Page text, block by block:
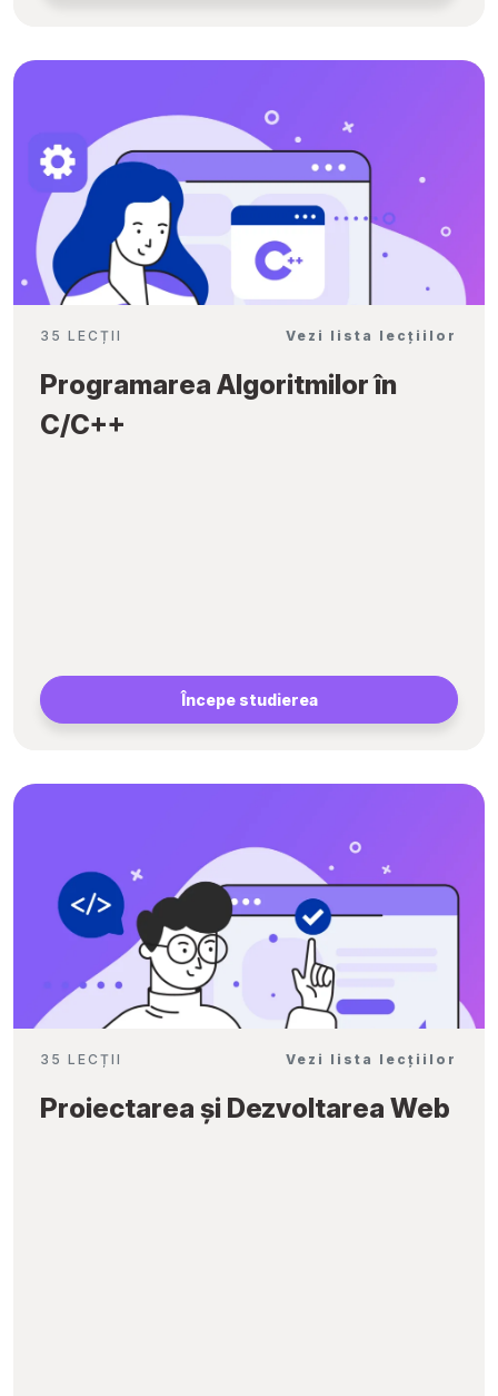
35 LECȚII Vezi lista lecțiilor
Programarea Algoritmilor în
C/C++
Începe studierea
35 LECȚII Vezi lista lecțiilor
Proiectarea și Dezvoltarea Web